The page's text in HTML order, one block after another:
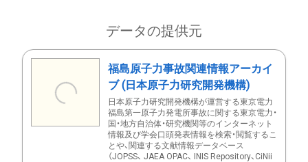
データの提供元
福島原子力事故関連情報アーカイ
ブ (日本原子力研究開発機構)
日本原子力研究開発機構が運営する東京電力
福島第一原子力発電所事故に関する東京電力・
国・地方自治体・研究機関等のインターネット
情報及び学会口頭発表情報を検索・閲覧するこ
とや、関連する文献情報データベース
（JOPSS、 JAEA OPAC、 INIS Repository、CiNii